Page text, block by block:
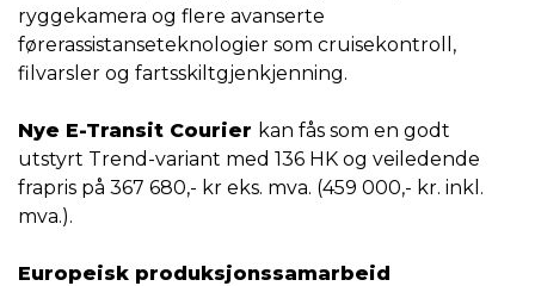
ryggekamera og flere avanserte
førerassistanseteknologier som cruisekontroll,
filvarsler og fartsskiltgjenkjenning.
Nye E-Transit Courier kan fås som en godt
utstyrt Trend-variant med 136 HK og veiledende
frapris på 367 680,- kr eks. mva. (459 000,- kr. inkl.
mva.).
Europeisk produksjonssamarbeid